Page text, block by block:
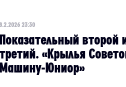
23:30
Показательный второй
третий. «Крылья
Машину-Юниор»